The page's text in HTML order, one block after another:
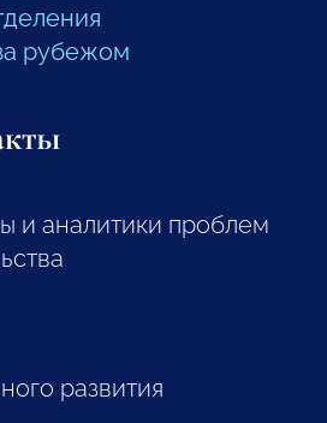
рубежом
и аналитики проблем
развития